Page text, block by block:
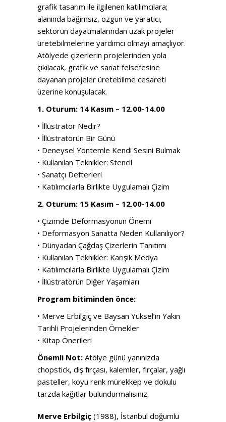
grafik tasarım ile ilgilenen katılımcılara;
alanında bağımsız, özgün ve yaratıcı,
sektörün dayatmalarından uzak projeler
üretebilmelerine yardımcı olmayı amaçlıyor.
Atölyede çizerlerin projelerinden yola
çıkılacak, grafik ve sanat felsefesine
dayanan projeler üretebilme cesareti
üzerine konuşulacak.
1. Oturum: 14 Kasım – 12.00-14.00
• İllüstratör Nedir?
• İllüstratörün Bir Günü
• Deneysel Yöntemle Kendi Sesini Bulmak
• Kullanılan Teknikler: Stencil
• Sanatçı Defterleri
• Katılımcılarla Birlikte Uygulamalı Çizim
2. Oturum: 15 Kasım – 12.00-14.00
• Çizimde Deformasyonun Önemi
• Deformasyon Sanatta Neden Kullanılıyor?
• Dünyadan Çağdaş Çizerlerin Tanıtımı
• Kullanılan Teknikler: Karışık Medya
• Katılımcılarla Birlikte Uygulamalı Çizim
• İllüstratörün Diğer Yaşamları
Program bitiminden önce:
• Merve Erbilgiç ve Baysan Yüksel’in Yakın
Tarihli Projelerinden Örnekler
• Kitap Önerileri
Önemli Not: Atölye günü yanınızda
chopstick, diş fırçası, kalemler, fırçalar, yağlı
pasteller, koyu renk mürekkep ve dokulu
tarzda kağıtlar bulundurmalısınız.
Merve Erbilgiç (1988), İstanbul doğumlu